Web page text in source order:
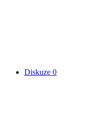
Diskuze 0